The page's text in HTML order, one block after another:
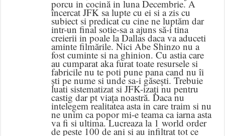
porcu in cocină in luna Decembrie. A
încercat JFK sa lupte cu ei si a zis cu
subiect si predicat cu cine ne luptăm dar
intr-un final sotie-sa a ajuns să-i tina
creierii in poale la Dallas daca va aduceti
aminte filmările. Nici Abe Shinzo nu a
fost cuminte si na ghinion. Cu astia care
au cumparat aka furat toate resursele si
fabricile nu te poti pune pana cand nu îi
ști pe nume si unde sa-i găsești. Trebuie
luati sistematizat si JFK-izați nu pentru
castig dar pt viața noastră. Daca nu
intelegem realitatea asta in care traim si nu
ne unim ca popor mi-e teama ca iarna asta
va fi si ultima. Lucreaza la 1 world order
de peste 100 de ani si au infiltrat tot ce